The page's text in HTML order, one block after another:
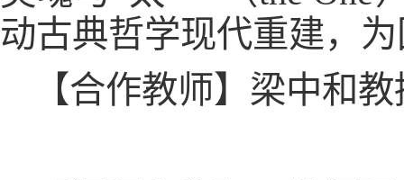
动古典哲学现代重建，
【合作教师】梁中和